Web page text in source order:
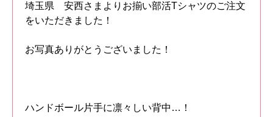
埼玉県 安西さまよりお揃い部活Tシャツのご注文
をいただきました！
お写真ありがとうございました！
ハンドボール片手に凛々しい背中…！